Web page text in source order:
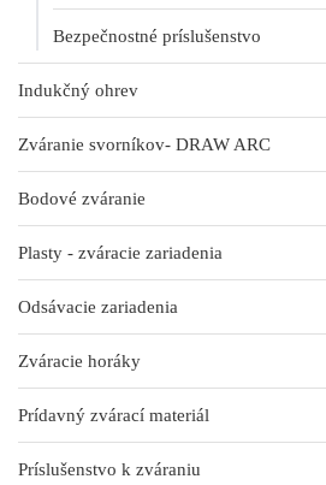
Bezpečnostné príslušenstvo
Indukčný ohrev
Zváranie svorníkov- DRAW ARC
Bodové zváranie
Plasty - zváracie zariadenia
Odsávacie zariadenia
Zváracie horáky
Prídavný zvárací materiál
Príslušenstvo k zváraniu